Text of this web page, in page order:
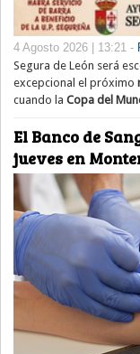
4 Agosto 2026 | 13:21 -
Segura de León será
excepcional el próximo
cuando la Copa del
El Banco de
jueves en